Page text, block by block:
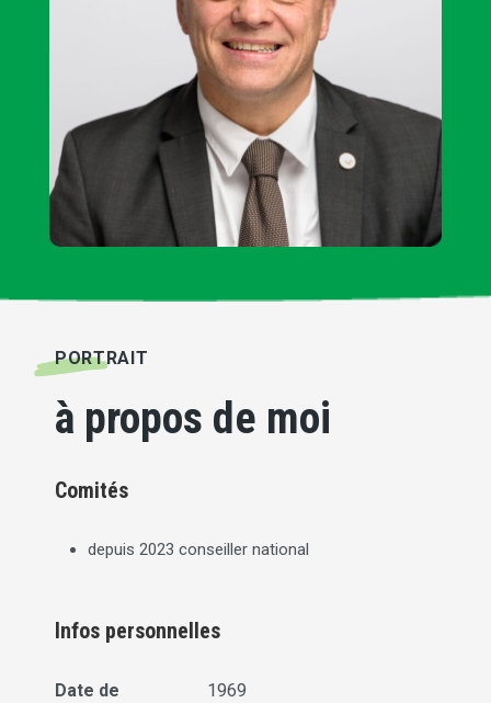
PORTRAIT
à propos de moi
Comités
depuis 2023 conseiller national
Infos personnelles
Date de
1969